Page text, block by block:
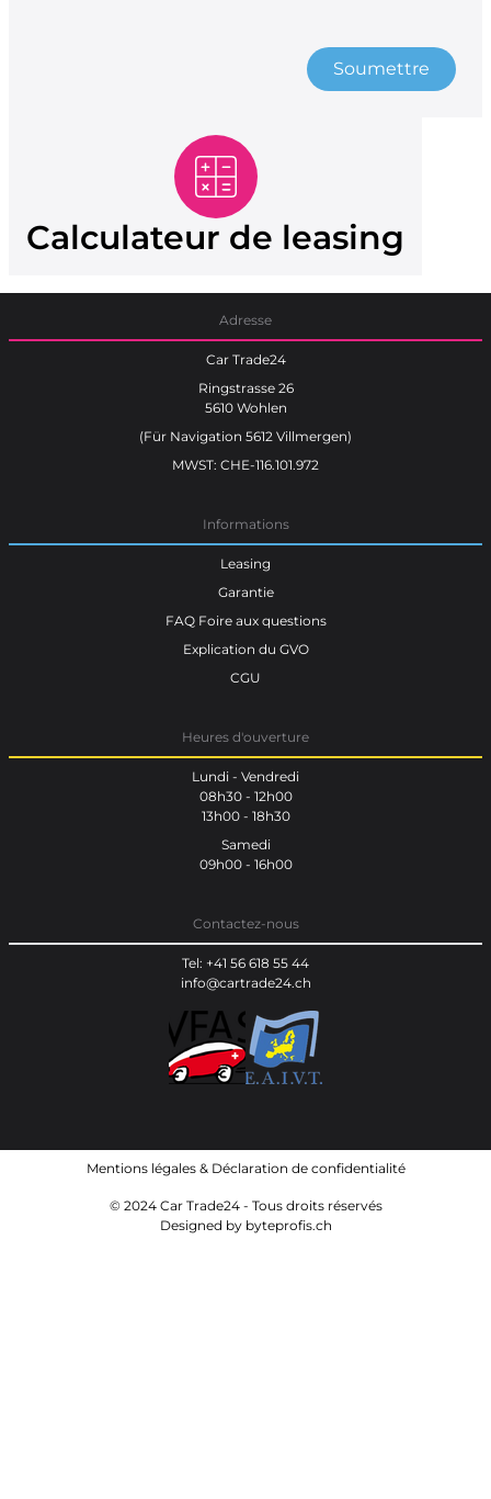
Soumettre
Calculateur de leasing
Adresse
Car Trade24
Ringstrasse 26
5610 Wohlen
(Für Navigation 5612 Villmergen)
MWST: CHE-116.101.972
Informations
Leasing
Garantie
FAQ Foire aux questions
Explication du GVO
CGU
Heures d'ouverture
Lundi - Vendredi
08h30 - 12h00
13h00 - 18h30
Samedi
09h00 - 16h00
Contactez-nous
Tel: +41 56 618 55 44
info@cartrade24.ch
Mentions légales& Déclaration de confidentialité
© 2024 Car Trade24 - Tous droits réservés
Designed by byteprofis.ch